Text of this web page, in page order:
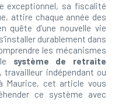
exceptionnel, sa fiscalité
attire chaque année des
quête d’une nouvelle vie
durablement dans
les mécanismes
système de retraite
travailleur indépendant ou
Maurice, cet article vous
ce système avec